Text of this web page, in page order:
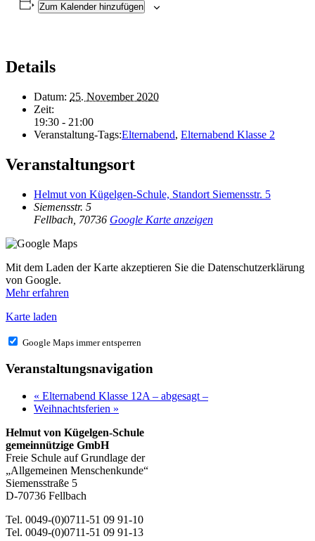
Zum Kalender hinzufügen
Details
Datum: 25. November 2020
Zeit:
19:30 - 21:00
Veranstaltung-Tags:Elternabend, Elternabend Klasse 2
Veranstaltungsort
Helmut von Kügelgen-Schule, Standort Siemensstr. 5
Siemensstr. 5
Fellbach 70736 Google Karte anzeigen
Mit dem Laden der Karte akzeptieren Sie die Datenschutzerklärung
von Google.
Mehr erfahren
Karte laden
Google Maps immer entsperren
Veranstaltungsnavigation
« Elternabend Klasse 12A – abgesagt –
Weihnachtsferien »
Helmut von Kügelgen-Schule
gemeinnützige GmbH
Freie Schule auf Grundlage der
„Allgemeinen Menschenkunde“
Siemensstraße 5
D-70736 Fellbach
Tel. 0049-(0)0711-51 09 91-10
Tel. 0049-(0)0711-51 09 91-13